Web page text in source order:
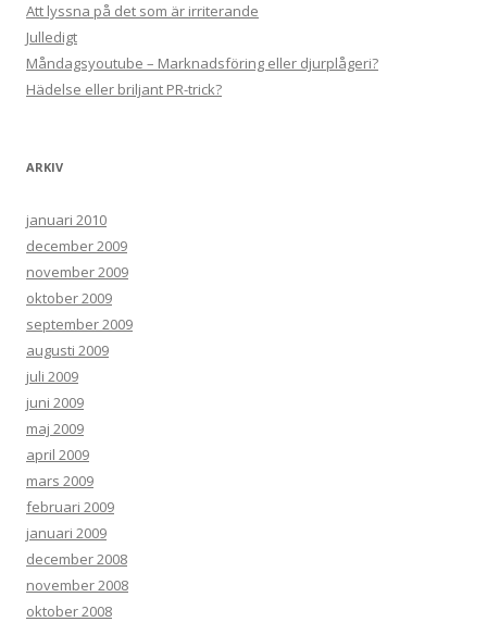
Att lyssna på det som är irriterande
Julledigt
Måndagsyoutube – Marknadsföring eller djurplågeri?
Hädelse eller briljant PR-trick?
ARKIV
januari 2010
december 2009
november 2009
oktober 2009
september 2009
augusti 2009
juli 2009
juni 2009
maj 2009
april 2009
mars 2009
februari 2009
januari 2009
december 2008
november 2008
oktober 2008